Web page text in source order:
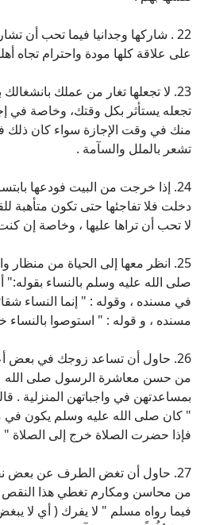
22 . شاركها وجدانيا فيما تحب أن
على علاقة كلها مودة واحترام تجاه
23. لا تجعلها تغار من عملك
تجعله يستأثر بكل وقتك، وخاصة في
منك في وقت الإجازة سواء كان ذلك
تشعر بالملل والسآمة .
24. إذا خرجت من البيت فودعها
دخلت فلا تفاجئها حتى تكون متأهبة
لا تحب أن تراها عليها ، وخاصة إن
25. انظر معها إلى الحياة من
صلى الله عليه وسلم بالنساء بقوله:"
في مسنده ، وقوله : " إنما النساء
مسنده ، و قوله : " استوصوا بالنساء
26. حاول أن تساعد زوجك في بعض
من حسن معاشرة الرسول صلى الله
بمساعدتهن في واجباتهن المنزلية .
" كان صلى الله عليه وسلم يكون في
فإذا حضرت الصلاة خرج إلى الصلاة "
27. حاول أن تغض الطرف عن بعض
من محاسن ومكارم تغطي هذا النقص
فيما رواه مسلم " لا يفرك ( أي لا